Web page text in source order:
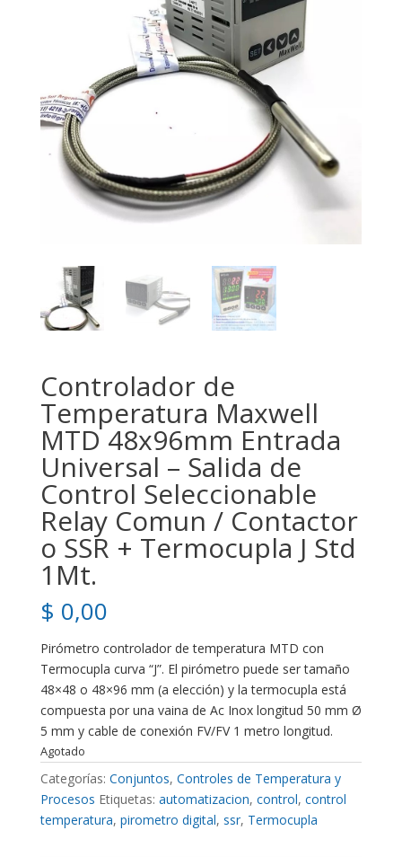
Controlador de
Temperatura Maxwell
MTD 48x96mm Entrada
Universal – Salida de
Control Seleccionable
Relay Comun / Contactor
o SSR + Termocupla J Std
1Mt.
$ 0,00
Pirómetro controlador de temperatura MTD con
Termocupla curva “J”. El pirómetro puede ser tamaño
48×48 o 48×96 mm (a elección) y la termocupla está
compuesta por una vaina de Ac Inox longitud 50 mm Ø
5 mm y cable de conexión FV/FV 1 metro longitud.
Agotado
Categorías: Conjuntos, Controles de Temperatura y
Procesos Etiquetas: automatizacion, control, control
temperatura, pirometro digital, ssr, Termocupla